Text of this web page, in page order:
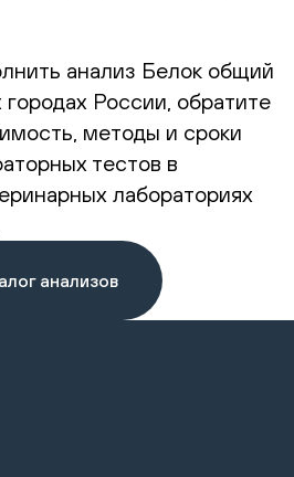
анализ Белок общий
России, обратите
методы и сроки
тестов в
лабораториях
анализов